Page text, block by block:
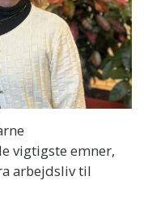
vigtigste emner,
arbejdsliv til